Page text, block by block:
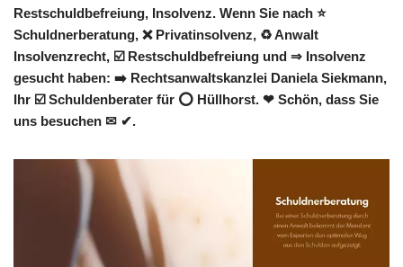
Restschuldbefreiung, Insolvenz. Wenn Sie nach ⭐
Schuldnerberatung, ❌ Privatinsolvenz, ♻ Anwalt
Insolvenzrecht, ☑️ Restschuldbefreiung und ⇒ Insolvenz
gesucht haben: ➡️ Rechtsanwaltskanzlei Daniela Siekmann,
Ihr ☑️ Schuldenberater für ⭕ Hüllhorst. ❤ Schön, dass Sie
uns besuchen ✉ ✔.